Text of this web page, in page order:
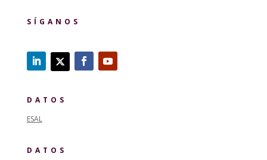
SÍGANOS
DATOS
ESAL
DATOS